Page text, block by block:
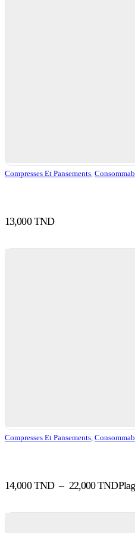
Compresses Et Pansements
13,000TND
Compresses Et Pansements
14,000TND – 22,000TND